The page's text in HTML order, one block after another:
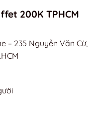
200K TPHCM
– 235 Nguyễn Văn Cừ,